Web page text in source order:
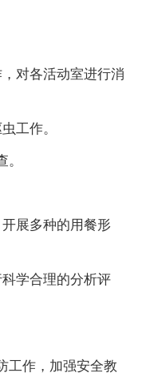
对各活动室进行消
工作。
展多种的用餐形
学合理的分析评
工作，加强安全教